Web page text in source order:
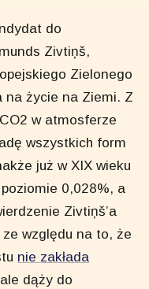
do
Zivtiņš,
Zielonego
na życie na Ziemi. Z
w atmosferze
wszystkich form
już w XIX wieku
0,028%, a
Zivtiņš’a
ze względu na to, że
nie zakłada
dąży do